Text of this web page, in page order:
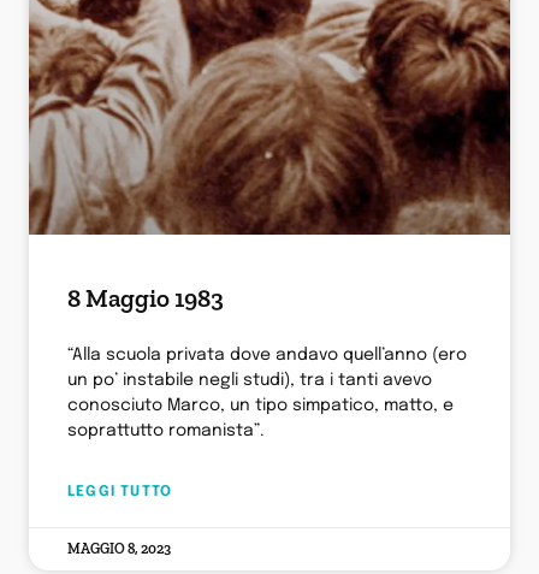
8 Maggio 1983
“Alla scuola privata dove andavo quell’anno (ero
un po’ instabile negli studi), tra i tanti avevo
conosciuto Marco, un tipo simpatico, matto, e
soprattutto romanista”.
LEGGI TUTTO
MAGGIO 8, 2023